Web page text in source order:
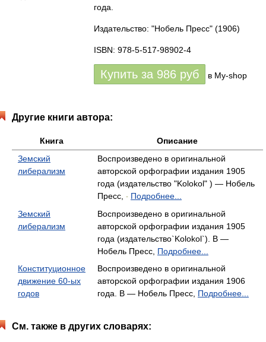
года.
Издательство: "Нобель Пресс" (1906)
ISBN: 978-5-517-98902-4
Купить за 986 руб в My-shop
Другие книги автора:
Книга
Описание
Земский
либерализм
Воспроизведено в оригинальной
авторской орфографии издания 1905
года (издательство "Kolokol" ) — Нобель
Пресс,
- Подробнее...
Земский
либерализм
Воспроизведено в оригинальной
авторской орфографии издания 1905
года (издательство`Kolokol`). В —
Нобель Пресс, Подробнее...
Конституционное
движение 60-ых
годов
Воспроизведено в оригинальной
авторской орфографии издания 1906
года. В — Нобель Пресс, Подробнее...
См. также в других словарях: